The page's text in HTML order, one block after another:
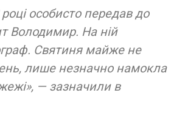
особисто передав до
Володимир. На ній
Святиня майже не
лише незначно намокла
— зазначили в